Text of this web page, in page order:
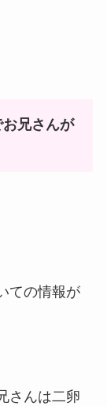
兄さんが
ての情報が
さんは二卵